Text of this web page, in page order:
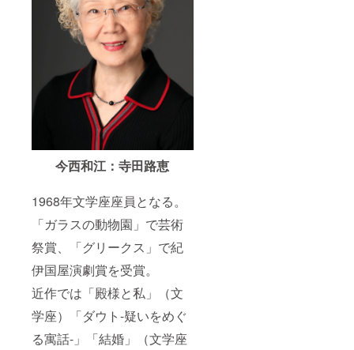
今西和江：寺田路恵
1968年文学座座員となる。
「ガラスの動物園」で芸術
祭賞、「グリークス」で紀
伊国屋演劇賞を受賞。
近作では「殿様と私」（文
学座）「ダウト-疑いをめぐ
る寓話-」「結婚」（文学座